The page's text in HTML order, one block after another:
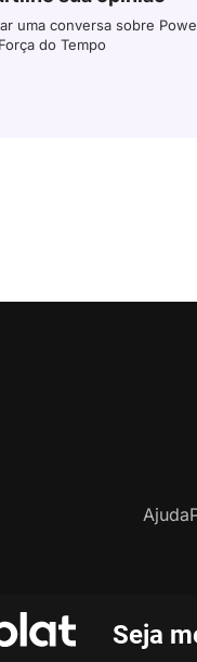
uma conversa sobre
Força do Tempo
Seja
Ajuda